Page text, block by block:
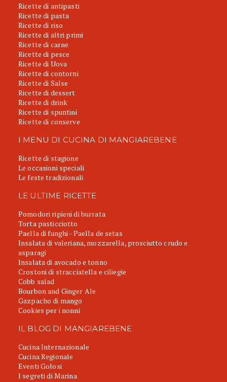
Ricette di antipasti
Ricette di pasta
Ricette di riso
Ricette di altri primi
Ricette di carne
Ricette di pesce
Ricette di Uova
Ricette di contorni
Ricette di Salse
Ricette di dessert
Ricette di drink
Ricette di spuntini
Ricette di conserve
I MENU DI CUCINA DI MANGIAREBENE
Ricette di stagione
Le occasioni speciali
Le feste tradizionali
LE ULTIME RICETTE
Pomodori ripieni di burrata
Torta pasticciotto
Paella di funghi - Paella de setas
Insalata di valeriana, mozzarella, prosciutto crudo e
asparagi
Insalata di avocado e tonno
Crostoni di stracciatella e ciliegie
Cobb salad
Bourbon and Ginger Ale
Gazpacho di mango
Cookies per i nonni
IL BLOG DI MANGIAREBENE
Cucina Internazionale
Cucina Regionale
Eventi Golosi
I segreti di Marina